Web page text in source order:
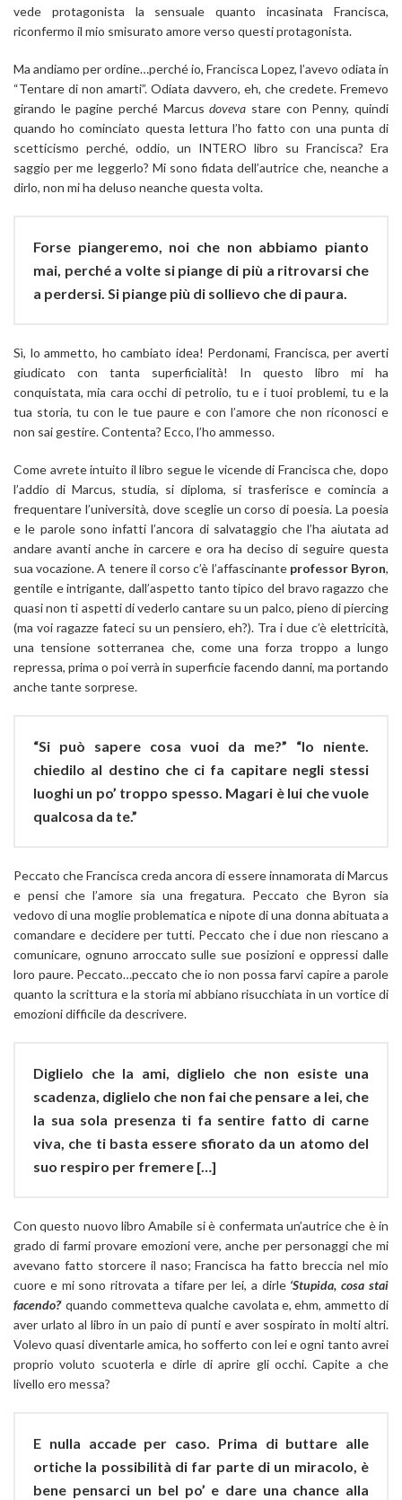
vede protagonista la sensuale quanto incasinata Francisca,
riconfermo il mio smisurato amore verso questi protagonista.
Ma andiamo per ordine…perché io, Francisca Lopez, l’avevo odiata in
“Tentare di non amarti”. Odiata davvero, eh, che credete. Fremevo
girando le pagine perché Marcusdoveva stare con Penny, quindi
quando ho cominciato questa lettura l’ho fatto con una punta di
scetticismo perché, oddio, un INTERO libro su Francisca? Era
saggio per me leggerlo? Mi sono fidata dell’autrice che, neanche a
dirlo, non mi ha deluso neanche questa volta.
Forse piangeremo, noi che non abbiamo pianto
mai, perché a volte si piange di più a ritrovarsi che
a perdersi. Si piange più di sollievo che di paura.
Sì, lo ammetto, ho cambiato idea! Perdonami, Francisca, per averti
giudicato con tanta superficialità! In questo libro mi ha
conquistata, mia cara occhi di petrolio, tu e i tuoi problemi, tu e la
tua storia, tu con le tue paure e con l’amore che non riconosci e
non sai gestire. Contenta? Ecco, l’ho ammesso.
Come avrete intuito il libro segue le vicende di Francisca che, dopo
l’addio di Marcus, studia, si diploma, si trasferisce e comincia a
frequentare l’università, dove sceglie un corso di poesia. La poesia
e le parole sono infatti l’ancora di salvataggio che l’ha aiutata ad
andare avanti anche in carcere e ora ha deciso di seguire questa
sua vocazione. A tenere il corso c’è l’affascinante professor Byron,
gentile e intrigante, dall’aspetto tanto tipico del bravo ragazzo che
quasi non ti aspetti di vederlo cantare su un palco, pieno di piercing
(ma voi ragazze fateci su un pensiero, eh?). Tra i due c’è elettricità,
una tensione sotterranea che, come una forza troppo a lungo
repressa, prima o poi verrà in superficie facendo danni, ma portando
anche tante sorprese.
“Si può sapere cosa vuoi da me?” “Io niente.
chiedilo al destino che ci fa capitare negli stessi
luoghi un po’ troppo spesso. Magari è lui che vuole
qualcosa da te.”
Peccato che Francisca creda ancora di essere innamorata di Marcus
e pensi che l’amore sia una fregatura. Peccato che Byron sia
vedovo di una moglie problematica e nipote di una donna abituata a
comandare e decidere per tutti. Peccato che i due non riescano a
comunicare, ognuno arroccato sulle sue posizioni e oppressi dalle
loro paure. Peccato…peccato che io non possa farvi capire a parole
quanto la scrittura e la storia mi abbiano risucchiata in un vortice di
emozioni difficile da descrivere.
Diglielo che la ami, diglielo che non esiste una
scadenza, diglielo che non fai che pensare a lei, che
la sua sola presenza ti fa sentire fatto di carne
viva, che ti basta essere sfiorato da un atomo del
suo respiro per fremere […]
Con questo nuovo libro Amabile si è confermata un’autrice che è in
grado di farmi provare emozioni vere, anche per personaggi che mi
avevano fatto storcere il naso; Francisca ha fatto breccia nel mio
cuore e mi sono ritrovata a tifare per lei, a dirle ‘Stupida, cosa stai
facendo?‘ quando commetteva qualche cavolata e, ehm, ammetto di
aver urlato al libro in un paio di punti e aver sospirato in molti altri.
Volevo quasi diventarle amica, ho sofferto con lei e ogni tanto avrei
proprio voluto scuoterla e dirle di aprire gli occhi. Capite a che
livello ero messa?
E nulla accade per caso. Prima di buttare alle
ortiche la possibilità di far parte di un miracolo, è
bene pensarci un bel po’ e dare una chance alla